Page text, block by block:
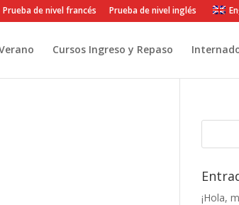
Prueba de nivel francés Prueba de nivel inglés
Cursos Ingreso y Repaso
¡Hola,